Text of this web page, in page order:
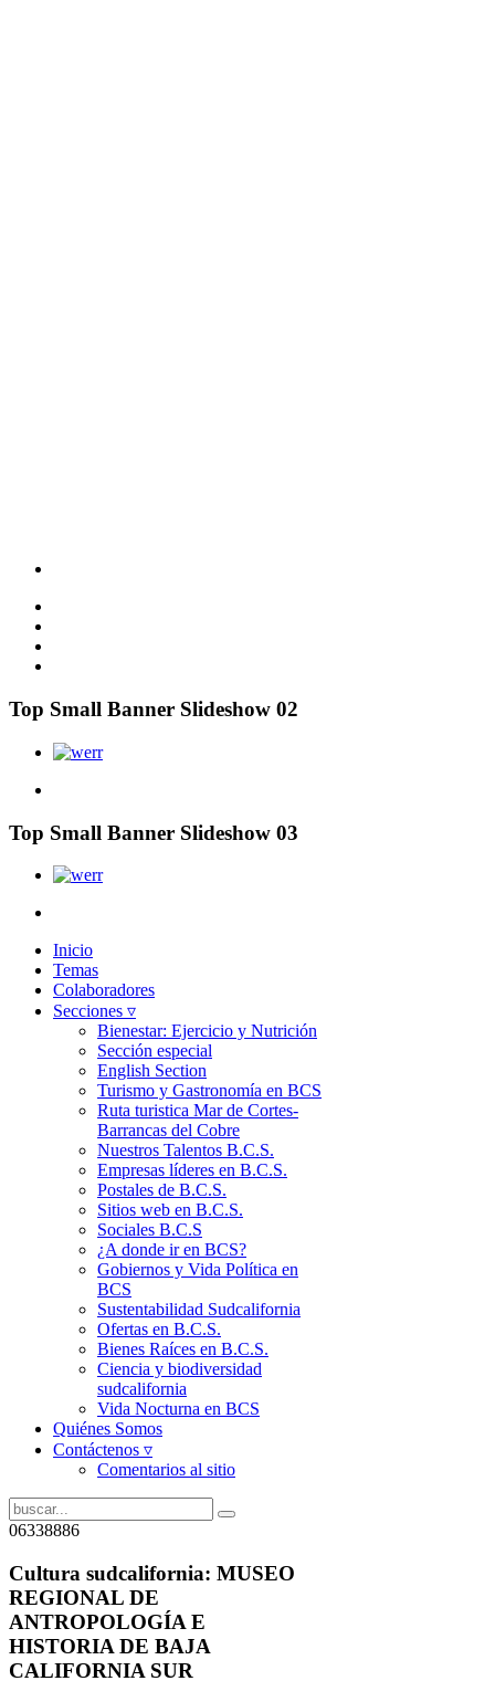
Top Small Banner Slideshow 02
Top Small Banner Slideshow 03
Inicio
Temas
Colaboradores
Secciones ▿
Bienestar: Ejercicio y Nutrición
Sección especial
English Section
Turismo y Gastronomía en BCS
Ruta turistica Mar de Cortes-
Barrancas del Cobre
Nuestros Talentos B.C.S.
Empresas líderes en B.C.S.
Postales de B.C.S.
Sitios web en B.C.S.
Sociales B.C.S
¿A donde ir en BCS?
Gobiernos y Vida Política en
BCS
Sustentabilidad Sudcalifornia
Ofertas en B.C.S.
Bienes Raíces en B.C.S.
Ciencia y biodiversidad
sudcalifornia
Vida Nocturna en BCS
Quiénes Somos
Contáctenos ▿
Comentarios al sitio
06338886
Cultura sudcalifornia: MUSEO
REGIONAL DE
ANTROPOLOGÍA E
HISTORIA DE BAJA
CALIFORNIA SUR